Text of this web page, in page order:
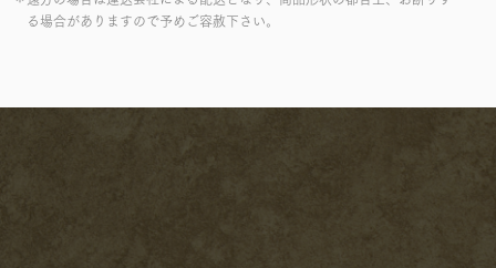
る場合がありますので予めご容赦下さい。